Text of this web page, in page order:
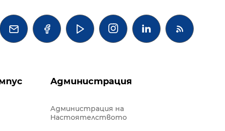
   
Администрация
Администрация на
Настоятелството